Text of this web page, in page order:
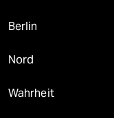
Berlin
Nord
Wahrheit